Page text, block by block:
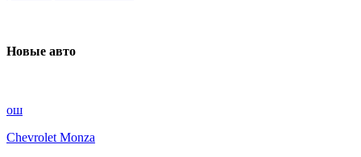
Новые авто
ош
Chevrolet Monza